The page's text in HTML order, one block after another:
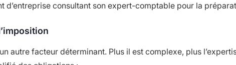
d’entreprise consultant son expert-comptable pour la
autre facteur déterminant. Plus il est complexe, plus